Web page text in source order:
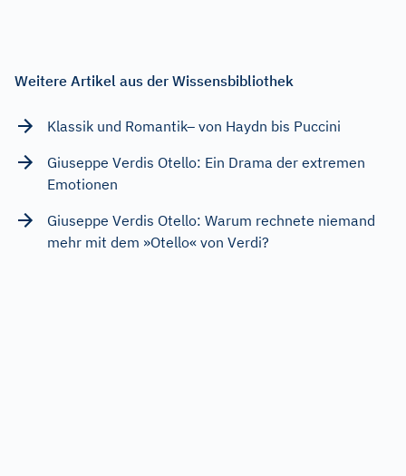
Weitere Artikel aus der Wissensbibliothek
Klassik und Romantik– von Haydn bis Puccini
Giuseppe Verdis Otello: Ein Drama der extremen
Emotionen
Giuseppe Verdis Otello: Warum rechnete niemand
mehr mit dem »Otello« von Verdi?